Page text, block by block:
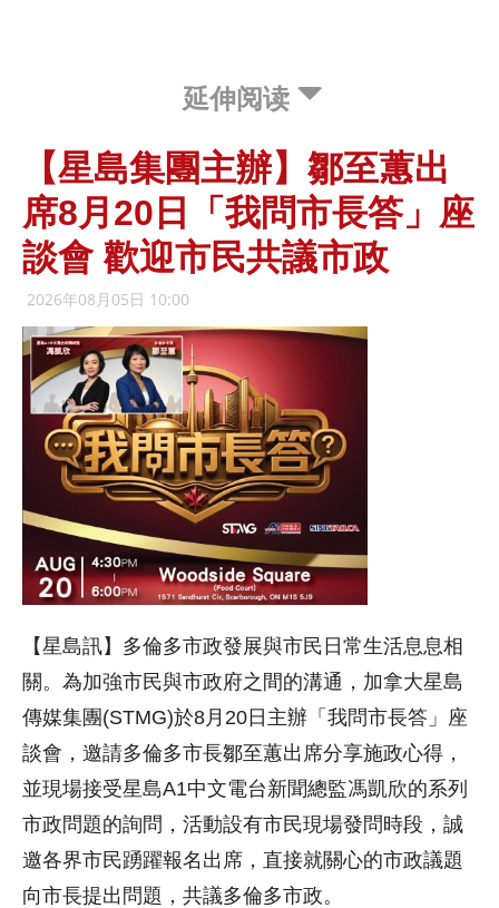
延伸阅读
【星島集團主辦】鄒至蕙出
席8月20日「我問市長答」座
談會 歡迎市民共議市政
2026年08月05日 10:00
【星島訊】多倫多市政發展與市民日常生活息息相
關。為加強市民與市政府之間的溝通，加拿大星島
傳媒集團(STMG)於8月20日主辦「我問市長答」座
談會，邀請多倫多市長鄒至蕙出席分享施政心得，
並現場接受星島A1中文電台新聞總監馮凱欣的系列
市政問題的詢問，活動設有市民現場發問時段，誠
邀各界市民踴躍報名出席，直接就關心的市政議題
向市長提出問題，共議多倫多市政。